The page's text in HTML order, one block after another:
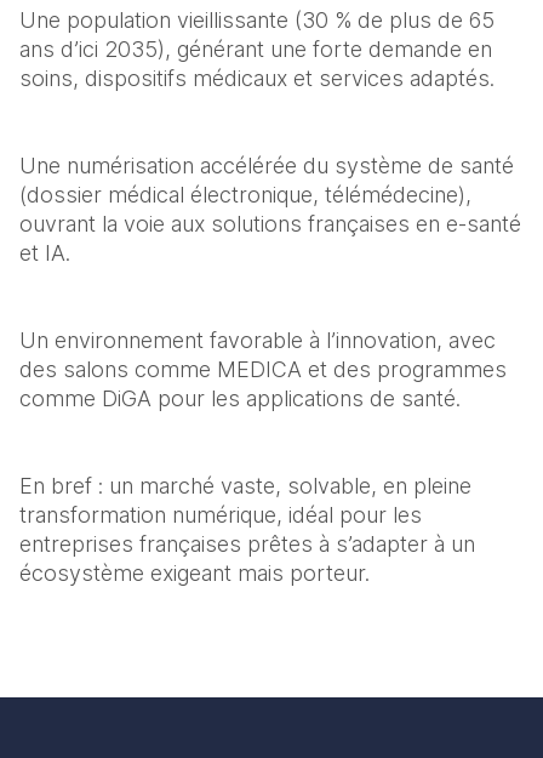
Une population vieillissante (30 % de plus de 65
ans d’ici 2035), générant une forte demande en
soins, dispositifs médicaux et services adaptés.
Une numérisation accélérée du système de santé
(dossier médical électronique, télémédecine),
ouvrant la voie aux solutions françaises en e-santé
et IA.
Un environnement favorable à l’innovation, avec
des salons comme MEDICA et des programmes
comme DiGA pour les applications de santé.
En bref : un marché vaste, solvable, en pleine
transformation numérique, idéal pour les
entreprises françaises prêtes à s’adapter à un
écosystème exigeant mais porteur.